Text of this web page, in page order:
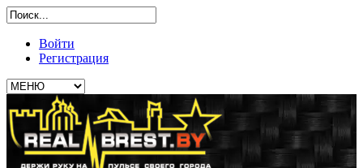
Войти
Регистрация